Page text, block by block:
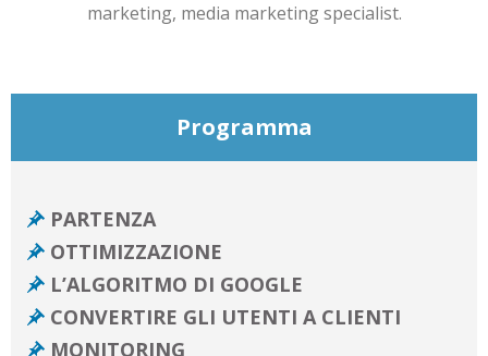
marketing, media marketing specialist.
Programma
PARTENZA
OTTIMIZZAZIONE
L’ALGORITMO DI GOOGLE
CONVERTIRE GLI UTENTI A CLIENTI
MONITORING